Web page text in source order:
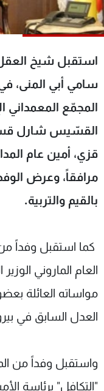
استقبل شيخ العقل
سامي أبي المنى،
المجمّع المعمداني
القسّيس شارل
قزي، أمين عام
مرافقاً، وعرض
بالقيم والتربية.
كما استقبل وفداً
العام الماروني
مواساته العائلة
العدل السابق في
واستقبل وفداً من
"التكافل" برئاسة
جدول البرامج
شاهد البرامج
الترددات
عن MTV
لاعلاناتكم